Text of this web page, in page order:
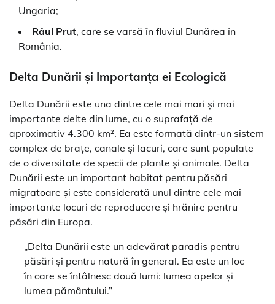
Ungaria;
Râul Prut, care se varsă în fluviul Dunărea în
România.
Delta Dunării și Importanța ei Ecologică
Delta Dunării este una dintre cele mai mari și mai
importante delte din lume, cu o suprafață de
aproximativ 4.300 km². Ea este formată dintr-un sistem
complex de brațe, canale și lacuri, care sunt populate
de o diversitate de specii de plante și animale. Delta
Dunării este un important habitat pentru păsări
migratoare și este considerată unul dintre cele mai
importante locuri de reproducere și hrănire pentru
păsări din Europa.
„Delta Dunării este un adevărat paradis pentru
păsări și pentru natură în general. Ea este un loc
în care se întâlnesc două lumi: lumea apelor și
lumea pământului.”